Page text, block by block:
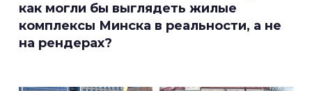
как могли бы выглядеть жилые
комплексы Минска в реальности, а не
на рендерах?